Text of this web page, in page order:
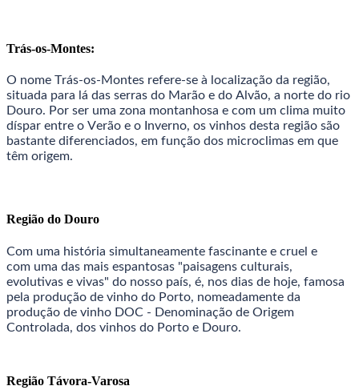
Trás-os-Montes:
O nome Trás-os-Montes refere-se à localização da região,
situada para lá das serras do Marão e do Alvão, a norte do rio
Douro. Por ser uma zona montanhosa e com um clima muito
díspar entre o Verão e o Inverno, os vinhos desta região são
bastante diferenciados, em função dos microclimas em que
têm origem.
Região do Douro
Com uma história simultaneamente fascinante e cruel e
com uma das mais espantosas "paisagens culturais,
evolutivas e vivas" do nosso país, é, nos dias de hoje, famosa
pela produção de vinho do Porto, nomeadamente da
produção de vinho DOC - Denominação de Origem
Controlada, dos vinhos do Porto e Douro.
Região Távora-Varosa